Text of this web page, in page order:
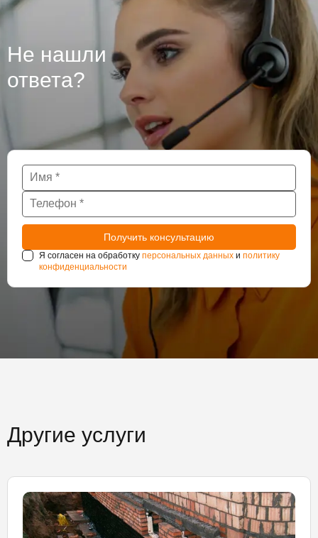
гидроизоляцию бетона, из которого они сделаны, так
как при проведении работ могут использоваться
различные технологии. Крупные подземные
сооружения такие как тоннели и паркинги также
нуждаются в постоянном наблюдении за
состоянием гидроизоляции.
Не нашли
ответа?
Я согласен на обработку персональных данных и политику
конфиденциальности
Другие услуги